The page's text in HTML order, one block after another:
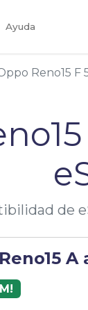
Ayuda
Reno15 F
de